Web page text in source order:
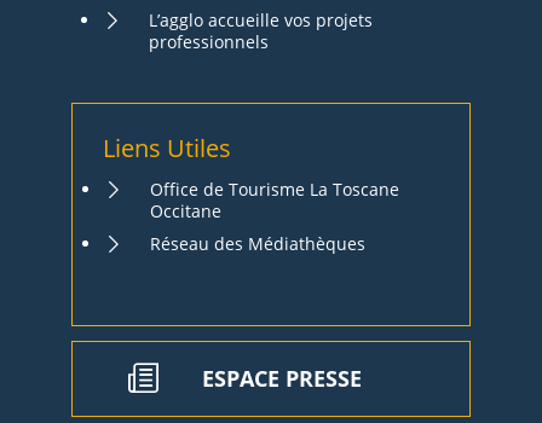
L’agglo accueille vos projets
professionnels
Liens Utiles
Office de Tourisme La Toscane
Occitane
Réseau des Médiathèques
ESPACE PRESSE